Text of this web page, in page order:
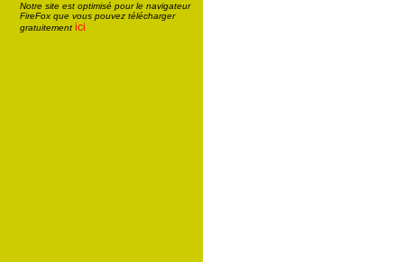
Notre site est optimisé pour le navigateur
FireFox que vous pouvez télécharger
gratuitement ici